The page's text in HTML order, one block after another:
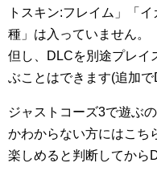
トスキン:フレイム」「
種」は入っていません。
但し、DLCを別途プレイ
ぶことはできます(追加で
ジャストコーズ3で遊ぶ
かわからない方にはこち
楽しめると判断してから